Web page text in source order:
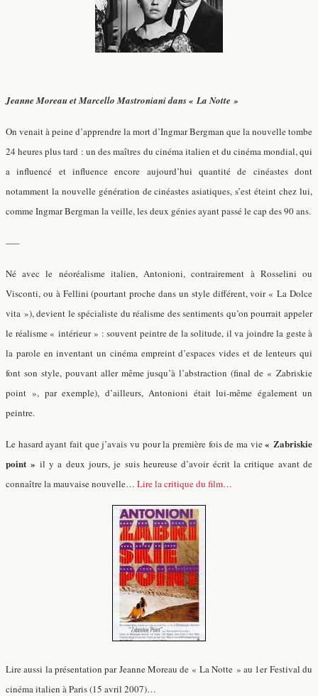
Jeanne Moreau et Marcello Mastroniani dans « La Notte »
On venait à peine d’apprendre la mort d’Ingmar Bergman que la nouvelle tombe
24 heures plus tard : un des maîtres du cinéma italien et du cinéma mondial, qui
a influencé et influence encore aujourd’hui quantité de cinéastes dont
notamment la nouvelle génération de cinéastes asiatiques, s’est éteint chez lui,
comme Ingmar Bergman la veille, les deux génies ayant passé le cap des 90 ans.
—–
Né avec le néoréalisme italien, Antonioni, contrairement à Rosselini ou
Visconti, ou à Fellini (pourtant proche dans un style différent, voir « La Dolce
vita »), devient le spécialiste du réalisme des sentiments qu’on pourrait appeler
le réalisme « intérieur » : souvent peintre de la solitude, il va joindre la geste à
la parole en inventant un cinéma empreint d’espaces vides et de lenteurs qui
font son style, pouvant aller même jusqu’à l’abstraction (final de « Zabriskie
point », par exemple), d’ailleurs, Antonioni était lui-même également un
peintre.
Le hasard ayant fait que j’avais vu pour la première fois de ma vie« Zabriskie
point » il y a deux jours, je suis heureuse d’avoir écrit la critique avant de
connaître la mauvaise nouvelle… Lire la critique du film…
Lire aussi la présentation par Jeanne Moreau de « La Notte » au 1er Festival du
cinéma italien à Paris (15 avril 2007)…